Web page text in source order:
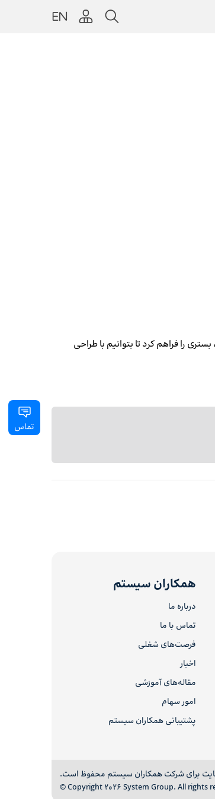
را فراهم کرد تا بتوانیم با طراحی
همکاران سیستم
درباره ما
تماس با ما
فرصت‌های شغلی
اخبار
مقاله‌های آموزشی
امور سهام
پشتیبانی همکاران سیستم
برای شرکت همکاران سیستم محفوظ است.
© Copyright 2026 System Group. All rights
تماس